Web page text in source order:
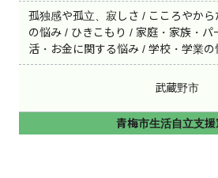
孤独感や孤立、寂しさ / こころやか
の悩み / ひきこもり / 家庭・家族・パ
活・お金に関する悩み / 学校・学業
武蔵野市
青梅市生活自立支援